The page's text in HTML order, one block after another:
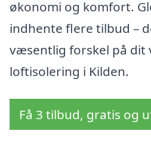
økonomi og komfort.
indhente flere tilbud –
væsentlig forskel på dit
loftisolering i Kilden.
Få 3 tilbud, gratis og